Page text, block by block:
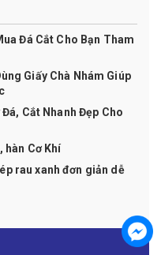
Đá Cắt Cho Bạn Tham
Giấy Chà Nhám Giúp
Cắt Nhanh Đẹp Cho
hàn Cơ Khí
rau xanh đơn giản dễ